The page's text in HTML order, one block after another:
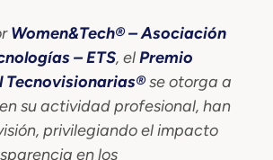
Women&Tech® – Asociación
– ETS, elPremio
Tecnovisionarias®se otorga a
su actividad profesional, han
privilegiando el impacto
en los